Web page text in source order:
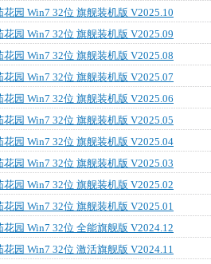
花园 Win7 32位 旗舰装机版 V2025.10
花园 Win7 32位 旗舰装机版 V2025.09
花园 Win7 32位 旗舰装机版 V2025.08
花园 Win7 32位 旗舰装机版 V2025.07
花园 Win7 32位 旗舰装机版 V2025.06
花园 Win7 32位 旗舰装机版 V2025.05
花园 Win7 32位 旗舰装机版 V2025.04
花园 Win7 32位 旗舰装机版 V2025.03
花园 Win7 32位 旗舰装机版 V2025.02
花园 Win7 32位 旗舰装机版 V2025.01
花园 Win7 32位 全能旗舰版 V2024.12
花园 Win7 32位 激活旗舰版 V2024.11